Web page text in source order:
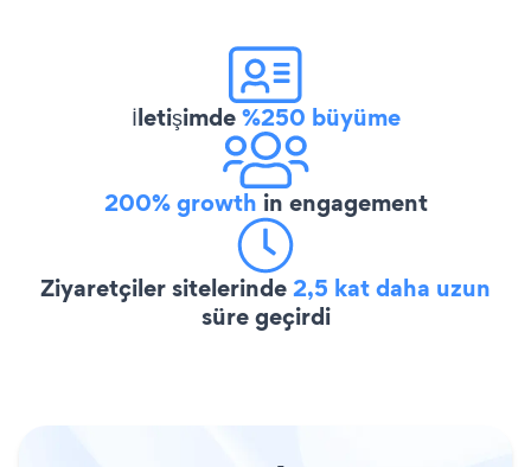
İletişimde%250 büyüme
200% growth in engagement
Ziyaretçiler sitelerinde2,5 kat daha uzun
süre geçirdi